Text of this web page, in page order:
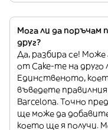
Мога ли да поръчам
друг?
Да, разбира се!
от Cake-me на
Единственото,
въведете правилния
Barcelona. Точно
ще може да
което ще я получи.